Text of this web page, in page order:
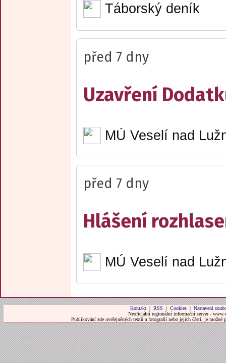
Táborský deník
před 7 dny
Uzavření
MÚ Veselí nad
před 7 dny
Hlášení
MÚ Veselí nad
Kontakt| RSS | Cookies| Nastavení
Neoficiální regionální informační server -
Publikování zde uveřejněných textů a fotografií nebo jejich částí, je možné